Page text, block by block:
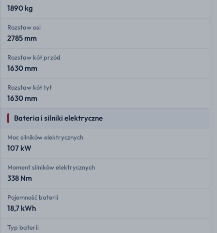
1890 kg
Rozstaw osi
2785 mm
Rozstaw kół przód
1630 mm
Rozstaw kół tył
1630 mm
Bateria i silniki elektryczne
Moc silników elektrycznych
107 kW
Moment silników elektrycznych
338 Nm
Pojemność baterii
18,7 kWh
Typ baterii